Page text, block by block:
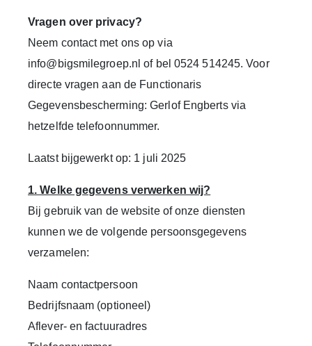
Vragen over privacy?
Neem contact met ons op via
info@bigsmilegroep.nl of bel 0524 514245. Voor
directe vragen aan de Functionaris
Gegevensbescherming: Gerlof Engberts via
hetzelfde telefoonnummer.
Laatst bijgewerkt op: 1 juli 2025
1. Welke gegevens verwerken wij?
Bij gebruik van de website of onze diensten
kunnen we de volgende persoonsgegevens
verzamelen:
Naam contactpersoon
Bedrijfsnaam (optioneel)
Aflever- en factuuradres